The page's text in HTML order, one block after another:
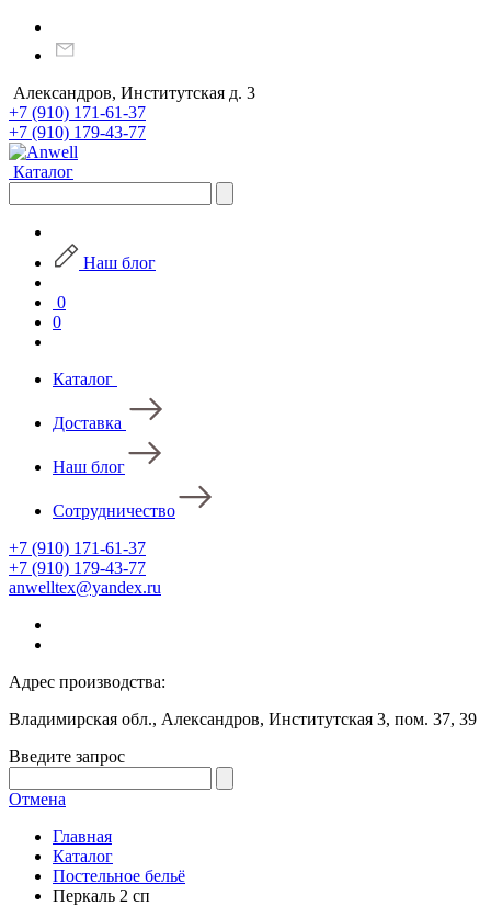
Александров, Институтская д. 3
+7 (910) 171-61-37
+7 (910) 179-43-77
Каталог
Наш блог
0
0
Каталог
Доставка
Наш блог
Сотрудничество
+7 (910) 171-61-37
+7 (910) 179-43-77
anwelltex@yandex.ru
Адрес производства:
Владимирская обл., Александров, Институтская 3, пом. 37, 39
Введите запрос
Отмена
Главная
Каталог
Постельное бельё
Перкаль 2 сп